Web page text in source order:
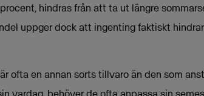
hindras från att ta ut längre
uppger dock att ingenting faktiskt
ofta en annan sorts tillvaro än den som